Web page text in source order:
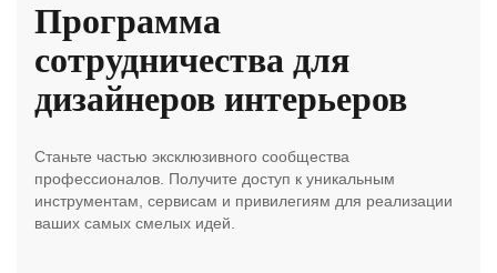
Программа
сотрудничества для
дизайнеров интерьеров
Станьте частью эксклюзивного сообщества
профессионалов. Получите доступ к уникальным
инструментам, сервисам и привилегиям для реализации
ваших самых смелых идей.